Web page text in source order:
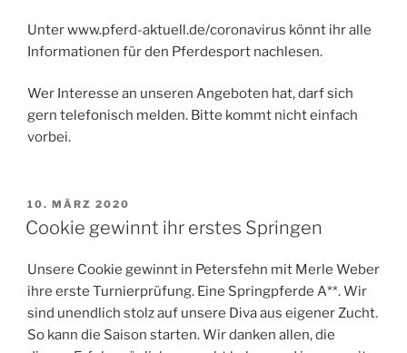
Unter www.pferd-aktuell.de/coronavirus könnt ihr alle
Informationen für den Pferdesport nachlesen.
Wer Interesse an unseren Angeboten hat, darf sich
gern telefonisch melden. Bitte kommt nicht einfach
vorbei.
VERÖFFENTLICHT
AM
10. MÄRZ 2020
Cookie gewinnt ihr erstes Springen
Unsere Cookie gewinnt in Petersfehn mit Merle Weber
ihre erste Turnierprüfung. Eine Springpferde A**. Wir
sind unendlich stolz auf unsere Diva aus eigener Zucht.
So kann die Saison starten. Wir danken allen, die